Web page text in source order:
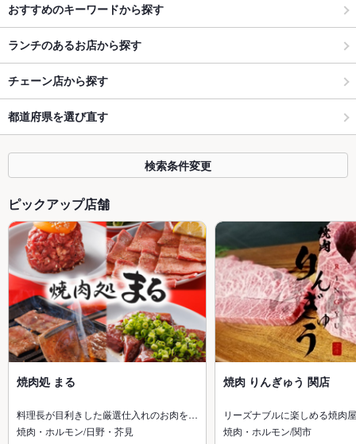
おすすめのキーワードから探す
ランチのあるお店から探す
チェーン店から探す
都道府県を選び直す
検索条件変更
ピックアップ店舗
焼肉処 まる
料理長が目利きした厳選仕入れのお肉を…
焼肉・ホルモン/日野・芥見
焼肉 りんぎゅう 関店
リーズナブルに楽しめる焼肉屋
焼肉・ホルモン/関市